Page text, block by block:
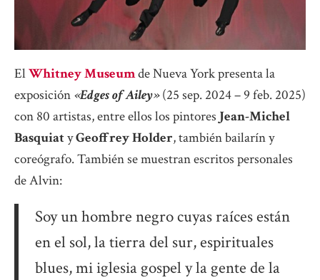
ElWhitney Museumde Nueva York presenta la
exposición «Edges of Ailey»(25 sep. 2024 – 9 feb. 2025)
con 80 artistas, entre ellos los pintoresJean-Michel
BasquiatyGeoffrey Holder, también bailarín y
coreógrafo. También se muestran escritos personales
de Alvin:
Soy un hombre negro cuyas raíces están
en el sol, la tierra del sur, espirituales
blues, mi iglesia gospel y la gente de la